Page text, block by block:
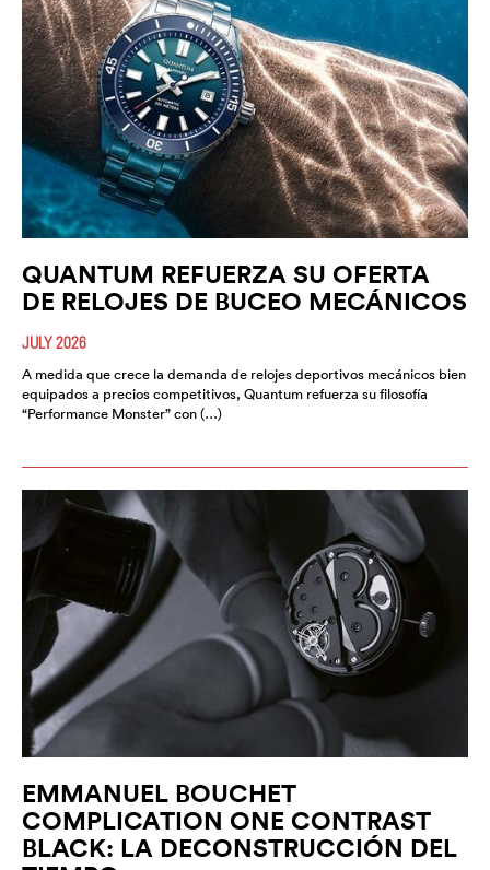
QUANTUM REFUERZA SU OFERTA
DE RELOJES DE BUCEO MECÁNICOS
JULY 2026
A medida que crece la demanda de relojes deportivos mecánicos bien
equipados a precios competitivos, Quantum refuerza su filosofía
“Performance Monster” con (…)
EMMANUEL BOUCHET
COMPLICATION ONE CONTRAST
BLACK: LA DECONSTRUCCIÓN DEL